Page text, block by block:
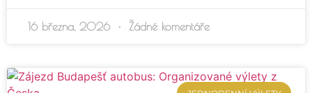
16 března, 2026 Žádné komentáře